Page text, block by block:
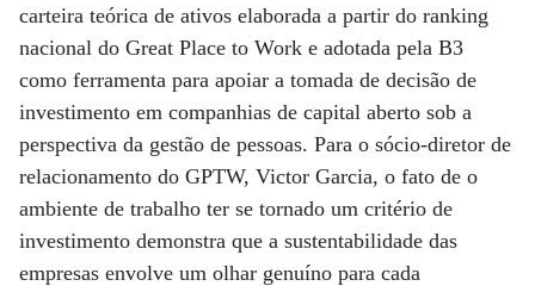
carteira teórica de ativos elaborada a partir do ranking
nacional do Great Place to Work e adotada pela B3
como ferramenta para apoiar a tomada de decisão de
investimento em companhias de capital aberto sob a
perspectiva da gestão de pessoas. Para o sócio-diretor de
relacionamento do GPTW, Victor Garcia, o fato de o
ambiente de trabalho ter se tornado um critério de
investimento demonstra que a sustentabilidade das
empresas envolve um olhar genuíno para cada